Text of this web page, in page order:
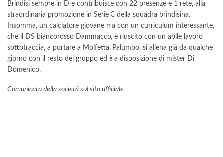
Brindisi sempre in D e contribuisce con 22 presenze e 1 rete, alla
straordinaria promozione in Serie C della squadra brindisina.
Insomma, un calciatore giovane ma con un curriculum interessante,
che il DS biancorosso Dammacco, è riuscito con un abile lavoro
sottotraccia, a portare a Molfetta. Palumbo, si allena già da qualche
giorno con il resto del gruppo ed è a disposizione di mister Di
Domenico.
Comunicato della società sul sito ufficiale